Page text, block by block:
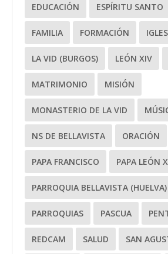
EDUCACIÓN ESPÍRITU SANTO
FAMILIA FORMACIÓN
LA VID (BURGOS) LEÓN XIV
MATRIMONIO MISIÓN
MONASTERIO DE LA VID
NS DE BELLAVISTA ORACIÓN
PAPA FRANCISCO PAPA LEÓN
PARROQUIA BELLAVISTA (HUELVA)
PARROQUIAS PASCUA
REDCAM SALUD SAN